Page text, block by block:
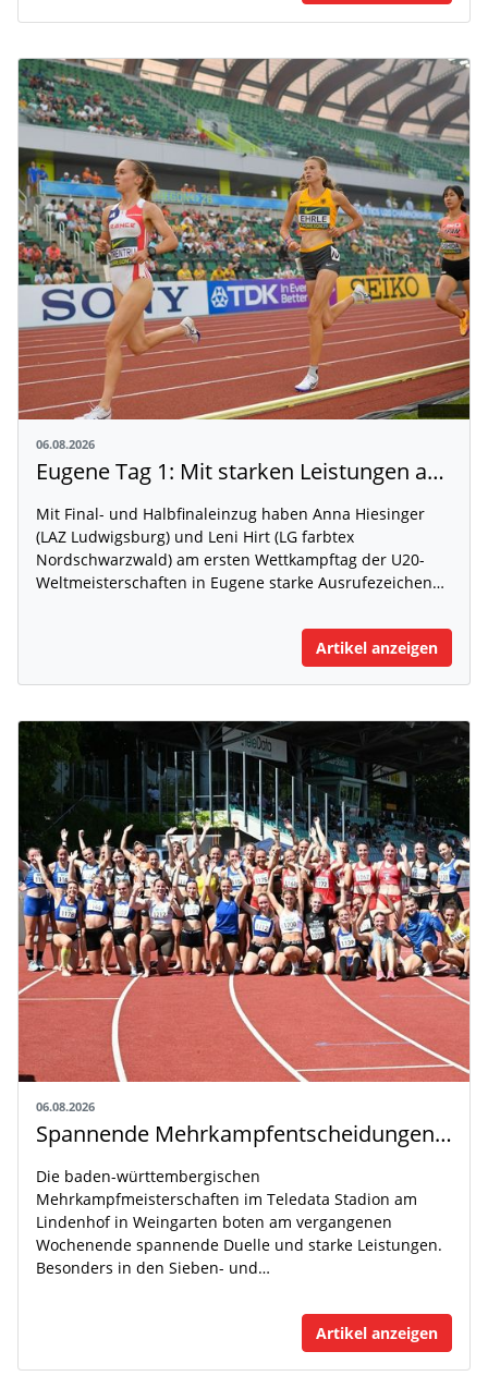
06.08.2026
Eugene Tag 1: Mit starken Leistungen auf der WM-Bühne
Mit Final- und Halbfinaleinzug haben Anna Hiesinger
(LAZ Ludwigsburg) und Leni Hirt (LG farbtex
Nordschwarzwald) am ersten Wettkampftag der U20-
Weltmeisterschaften in Eugene starke Ausrufezeichen…
Artikel anzeigen
06.08.2026
Spannende Mehrkampfentscheidungen in Weingarten
Die baden-württembergischen
Mehrkampfmeisterschaften im Teledata Stadion am
Lindenhof in Weingarten boten am vergangenen
Wochenende spannende Duelle und starke Leistungen.
Besonders in den Sieben- und…
Artikel anzeigen